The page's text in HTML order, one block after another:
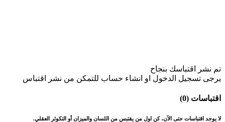
تم نشر اقتباسك بنجاح
يرجى تسجيل الدخول او انشاء حساب للتمكن من نشر اقتباس
اقتباسات (0)
لا يوجد اقتباسات حتى الآن، كن اول من يقتبس من اللسان والميزان أو التكوثر العقلي.